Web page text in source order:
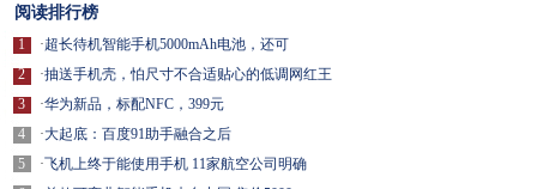
阅读排行榜
1
2
3
4
5
·超长待机智能手机5000mAh电池，还可
·抽送手机壳，怕尺寸不合适贴心的低调网红王
·华为新品，标配NFC，399元
·大起底：百度91助手融合之后
·飞机上终于能使用手机 11家航空公司明确